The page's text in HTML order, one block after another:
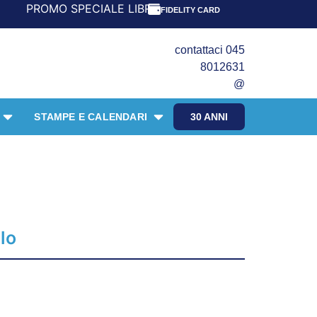
SPECIALE LIBRI PER I 30 ANNI DEL FRANGENTE! ***
FIDELITY CARD
contattaci 045
8012631
@
30 ANNI
STAMPE E CALENDARI